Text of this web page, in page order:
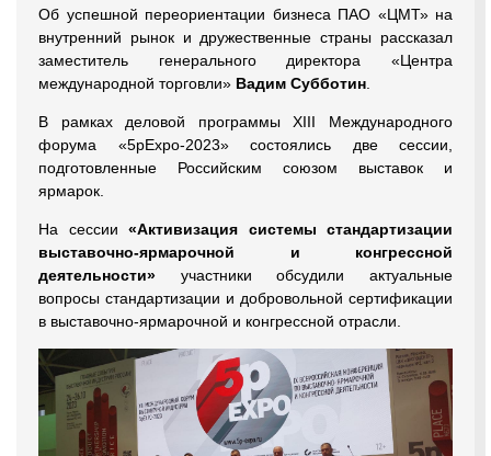
Об успешной переориентации бизнеса ПАО «ЦМТ» на
внутренний рынок и дружественные страны рассказал
заместитель генерального директора «Центра
международной торговли» Вадим Субботин
В рамках деловой программы XIII Международного
форума «5рЕхро-2023» состоялись две сессии,
подготовленные Российским союзом выставок и
ярмарок.
На сессии «Активизация системы стандартизации
выставочно-ярмарочной и конгрессной
деятельности» участники обсудили актуальные
вопросы стандартизации и добровольной сертификации
в выставочно-ярмарочной и конгрессной отрасли.